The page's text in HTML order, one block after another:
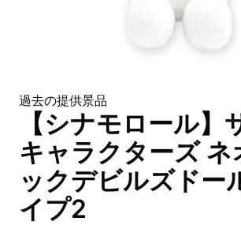
過去の提供景品
【シナモロール】
キャラクターズ ネ
ックデビルズドー
イプ2